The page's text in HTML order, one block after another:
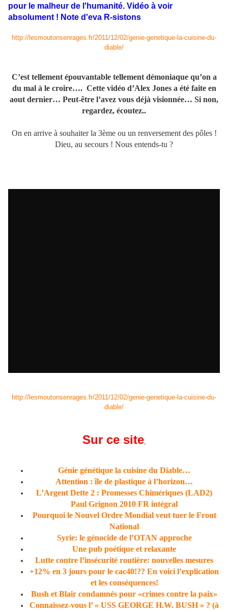
pour le malheur de l'humanité. Vidéo à voir
absolument ! Note d'eva R-sistons
http://lesmoutonsenrages.fr/2011/12/02/genie-genetique-la-cuisine-du-
diable/
C’est tellement épouvantable tellement démoniaque qu’on a
du mal à le croire…. Cette vidéo d’Alex Jones a été faite en
aout dernier… Peut-être l’avez vous déjà visionnée… Si non,
regardez, écoutez..
On en arrive à souhaiter la 3ème ou un renversement des pôles !
Dieu, au secours ! Nous entends-tu ?
http://lesmoutonsenrages.fr/2011/12/02/genie-genetique-la-cuisine-du-
diable/
Sur ce site,
Génie génétique la cuisine du Diable…
Attention : île de plastique à l’horizon…
L’Argent Dette 2 : Promesses Chimériques (LAD2)
Paul Grignon 2010 FR intégral
Pourquoi le Nouvel Ordre Mondial veut tuer le Front
National
Syrie: le génocide de l’OTAN approche
Une pub poétique et relaxante
Lutte contre l’insécurité routière: nouvelles mesures
+12% en 3 jours pour le cac40!?? En voici l’explication
et les conséquences!
Bush et Blair condamnés pour «crimes contre la paix»
Connaissez-vous l’ « USS GEORGE H.W. BUSH » ? (à